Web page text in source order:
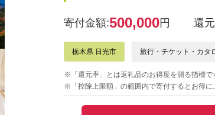
寄付金額:500,000円 還
栃木県 日光市 旅行・チケット・カタ
※「還元率」とは返礼品のお得度を測る指標で
※「控除上限額」の範囲内で寄付するとお得に